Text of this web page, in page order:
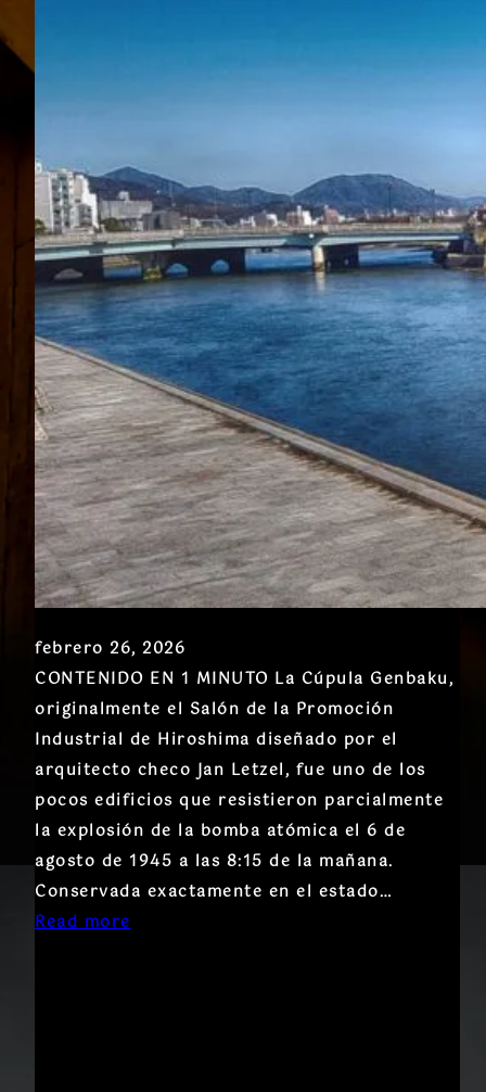
febrero 26, 2026
CONTENIDO EN 1 MINUTO La Cúpula Genbaku,
originalmente el Salón de la Promoción
Industrial de Hiroshima diseñado por el
arquitecto checo Jan Letzel, fue uno de los
pocos edificios que resistieron parcialmente
la explosión de la bomba atómica el 6 de
agosto de 1945 a las 8:15 de la mañana.
Conservada exactamente en el estado…
Read more